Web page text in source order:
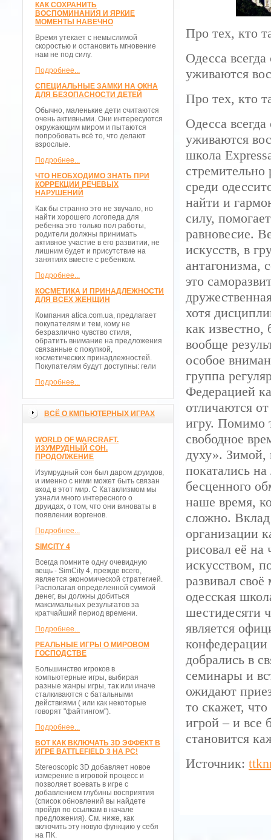
КАК СОХРАНИТЬ
ВОСПОМИНАНИЯ И ЯРКИЕ
МОМЕНТЫ НАВЕЧНО
Время утекает с немыслимой
скоростью и остановить мгновение
нам не под силу.
Подробнее...
СПЕЦИАЛЬНЫЕ ЗАМКИ НА ОКНА
ДЛЯ БЕЗОПАСНОСТИ ДЕТЕЙ
Обычно, маленькие дети считаются
очень активными. Они интересуются
окружающим миром и пытаются
попробовать всё то, что делают
взрослые.
Подробнее...
ЧТО НЕОБХОДИМО ЗНАТЬ ПРИ
КОРРЕКЦИИ РЕЧЕВЫХ
НАРУШЕНИЙ
Как бы странно это не звучало, но
найти хорошего логопеда для
ребенка это только пол работы,
родители должны принимать
активное участие в его развитии, не
лишним будет и присутствие на
занятиях вместе с ребенком.
Подробнее...
КОСМЕТИКА И ПРИНАДЛЕЖНОСТИ
ДЛЯ ВСЕХ ЖЕНЩИН
Компания atica.com.ua, предлагает
покупателям и тем, кому не
безразлично чувство стиля,
обратить внимание на предложения
связанные с покупкой,
косметических принадлежностей.
Покупателям будут доступны: гели
Подробнее...
ВСЁ О КМПЬЮТЕРНЫХ ИГРАХ
WORLD OF WARCRAFT.
ИЗУМРУДНЫЙ СОН.
ПРОДОЛЖЕНИЕ
Изумрудный сон был даром друидов,
и именно с ними может быть связан
вход в этот мир. С Катаклизмом мы
узнали много интересного о
друидах, о том, что они виноваты в
появлении воргенов.
Подробнее...
SIMCITY 4
Всегда помните одну очевидную
вещь - SimCity 4, прежде всего,
является экономической стратегией.
Располагая определенной суммой
денег, вы должны добиться
максимальных результатов за
кратчайший период времени.
Подробнее...
РЕАЛЬНЫЕ ИГРЫ О МИРОВОМ
ГОСПОДСТВЕ
Большинство игроков в
компьютерные игры, выбирая
разные жанры игры, так или иначе
сталкиваются с батальными
действиями ( или как некоторые
говорят "файтингом").
Подробнее...
ВОТ КАК ВКЛЮЧАТЬ 3D ЭФФЕКТ В
ИГРЕ BATTLEFIELD 3 НА PC!
Stereoscopic 3D добавляет новое
измерение в игровой процесс и
позволяет воевать в игре с
добавлением глубины восприятия
(список обновлений вы найдете
пройдя по ссылкам в начале
предложения). См. ниже, как
включить эту новую функцию у себя
на ПК.
Про тех, кто
Одесса
уживаются
Про тех, кто
Одесса
уживаются
школа
стремительно
среди
найти и
силу,
равновесие.
искусств, в
антагонизма,
это
хотя
как
вообще
особое
группа
Федерацией
отличаются
игру. Помимо
свободное
духу». Зимой,
покатались
бесценного
наше время,
сложно.
организации
рисовал её
искусством,
развивал
одесская
шестидесяти
является
добрались в
семинары и
ожидают
то скажет,
игрой – и все
становится
Источник: